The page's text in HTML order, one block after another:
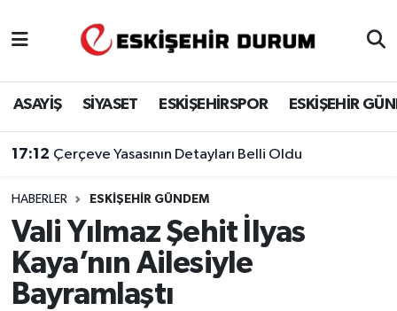
ASAYİŞ SİYASET ESKİŞEHİRSPOR ESKİŞEHİR
17:12 Çerçeve Yasasının Detayları Belli Oldu
HABERLER ESKIŞEHIR GÜNDEM
Vali Yılmaz Şehit İlyas
Kaya’nın Ailesiyle
Bayramlaştı
Eskişehir Hava Durumu
Eskişehir Namaz Vakitleri
Eskişehir Trafik Yoğunluk Haritası
Süper Lig Puan Durumu ve Fikstür
Tüm Manşetler